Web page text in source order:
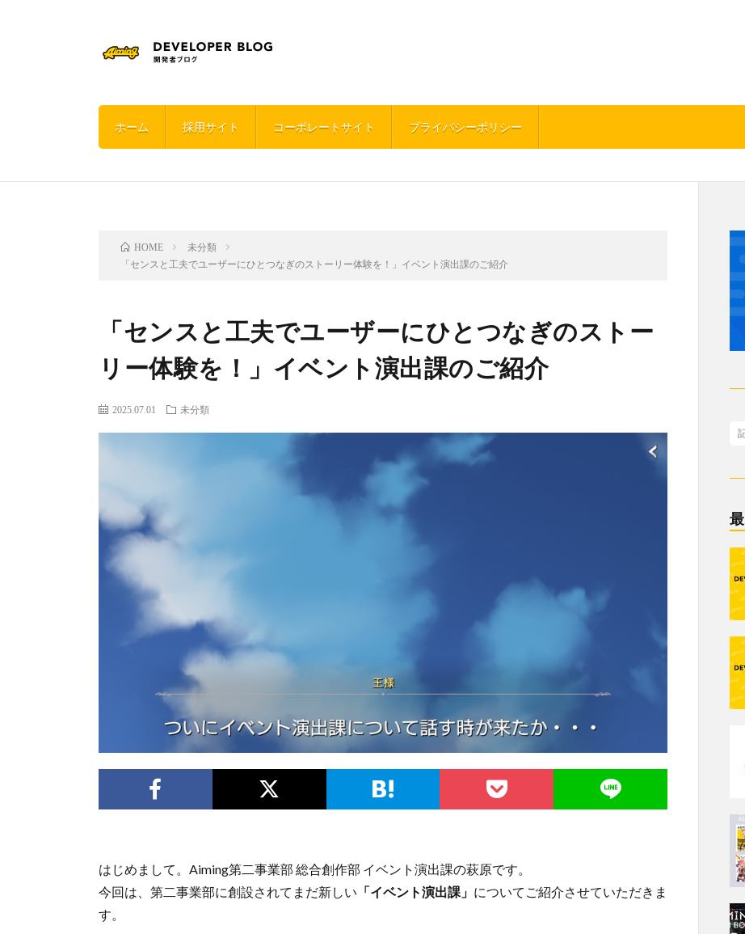
ホーム 採用サイト コーポレートサイト プライバシーポリシー
HOME
未分類
「センスと工夫でユーザーにひとつなぎのストーリー体験を！」イベント演出課のご紹介
「センスと工夫でユーザーにひとつなぎのストー
リー体験を！」イベント演出課のご紹介
2025.07.01 未分類
はじめまして。Aiming第二事業部 総合創作部 イベント演出課の萩原です。
今回は、第二事業部に創設されてまだ新しい 「イベント演出課」 についてご紹介させていただきま
す。